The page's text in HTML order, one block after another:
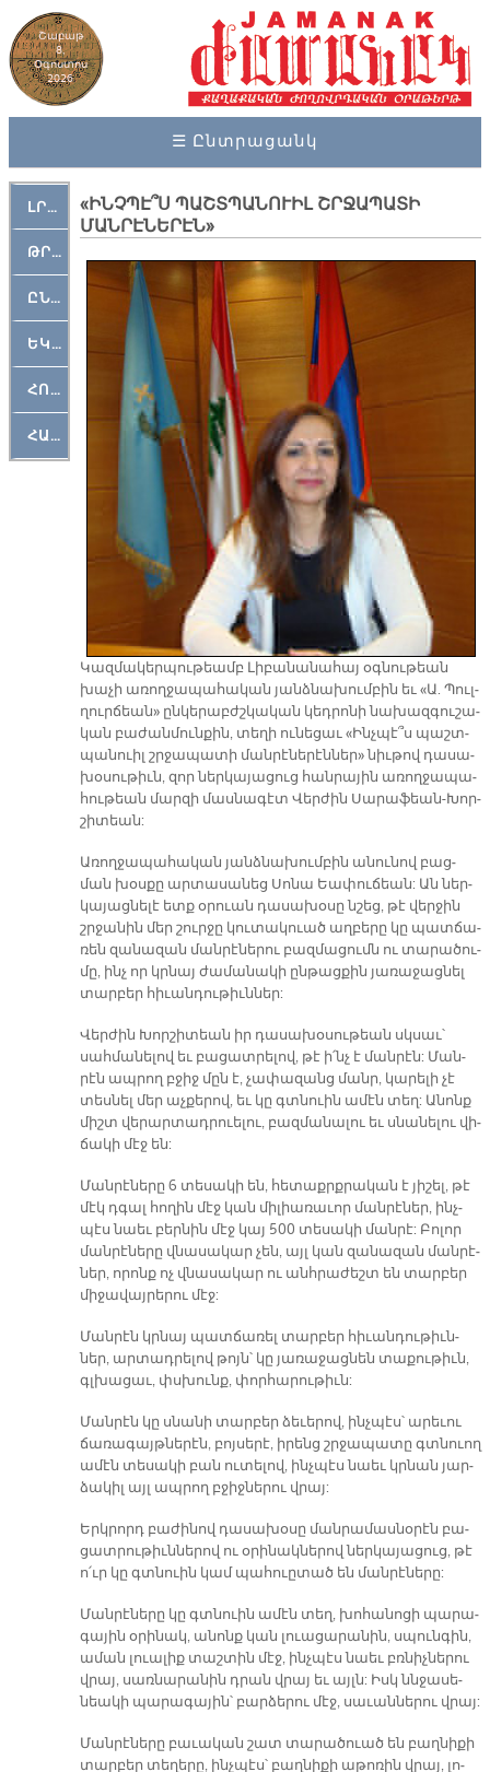
Շաբաթ
8,
Օգոստոս
2026
☰ Ընտրացանկ
ԼՐԱՀՈՍ
ԹՐՔԱՀԱՅ ԿԵԱՆՔ
ԸՆԿԵՐԱՄՇԱԿՈՒԹԱՅԻՆ
ԵԿԵՂԵՑԱԿԱՆ
ՀՈԳԵՄՏԱՒՈՐ
ՀԱՐԹԱԿ
«ԻՆՉՊԷ՞Ս ՊԱՇՏՊԱՆՈՒԻԼ ՇՐՋԱՊԱՏԻ
ՄԱՆՐԷՆԵՐԷՆ»
Կազ­մա­կեր­պու­թեամբ Լի­բա­նա­նա­հայ օգ­նու­թեան
խա­չի ա­ռող­ջա­պա­հա­կան յանձ­նա­խում­բին եւ «Ա. Պուլ­
ղուր­ճեան» ըն­կե­րաբժշ­կա­կան կեդ­րո­նի նա­խազ­գու­շա­
կան բա­ժան­մուն­քին, տե­ղի ու­նե­ցաւ «Ինչ­պէ՞ս պաշտ­
պա­նուիլ շրջա­պա­տի ման­րէ­նե­րէն­ներ» նիւ­թով դա­սա­
խօ­սու­թիւն, զոր ներ­կա­յա­ցուց հան­րա­յին ա­ռող­ջա­պա­
հու­թեան մար­զի մաս­նա­գէտ Վեր­ժին Սա­րա­ֆեան-Խոր­
շի­տեան:
Ա­ռող­ջա­պա­հա­կան յանձ­նա­խում­բին ա­նու­նով բաց­
ման խօս­քը ար­տա­սա­նեց Սո­նա Եա­փու­ճեան: Ան ներ­
կա­յաց­նե­լէ ետք օ­րուան դա­սա­խօ­սը նշեց, թէ վեր­ջին
շրջա­նին մեր շուր­ջը կու­տա­կուած աղ­բե­րը կը պատ­ճա­
ռեն զա­նա­զան ման­րէ­նե­րու բազ­մա­ցումն ու տա­րա­ծու­
մը, ինչ որ կրնայ ժա­մա­նա­կի ըն­թաց­քին յա­ռա­ջաց­նել
տար­բեր հի­ւան­դու­թիւն­ներ:
Վեր­ժին Խոր­շի­տեան իր դա­սա­խօ­սու­թեան սկսաւ՝
սահ­մա­նե­լով եւ բա­ցատ­րե­լով, թէ ի՛նչ է ման­րէն: Ման­
րէն ապ­րող բջիջ մըն է, չա­փա­զանց մանր, կա­րե­լի չէ
տես­նել մեր աչ­քե­րով, եւ կը գտնուին ա­մէն տեղ: Ա­նոնք
միշտ վե­րար­տադ­րուե­լու, բազ­մա­նա­լու եւ սնա­նե­լու վի­
ճա­կի մէջ են:
Ման­րէ­նե­րը 6 տե­սա­կի են, հե­տաքրք­րա­կան է յի­շել, թէ
մէկ դգալ հո­ղին մէջ կան մի­լիա­ռա­ւոր ման­րէ­ներ, ինչ­
պէս նաեւ բեր­նին մէջ կայ 500 տե­սա­կի ման­րէ: Բո­լոր
ման­րէ­նե­րը վնա­սա­կար չեն, այլ կան զա­նա­զան ման­րէ­
ներ, ո­րոնք ոչ վնա­սա­կար ու անհ­րա­ժեշտ են տար­բեր
մի­ջա­վայ­րե­րու մէջ:
Ման­րէն կրնայ պատ­ճա­ռել տար­բեր հի­ւան­դու­թիւն­
ներ, ար­տադ­րե­լով թոյն՝ կը յա­ռա­ջաց­նեն տա­քու­թիւն,
գլխա­ցաւ, փսխունք, փոր­հա­րու­թիւն:
Ման­րէն կը սնա­նի տար­բեր ձե­ւե­րով, ինչ­պէս՝ ա­րե­ւու
ճա­ռա­գայթ­նե­րէն, բոյ­սե­րէ, ի­րենց շրջա­պա­տը գտնուող
ա­մէն տե­սա­կի բան ու­տե­լով, ինչ­պէս նաեւ կրնան յար­
ձա­կիլ այլ ապ­րող բջիջ­նե­րու վրայ:
Երկ­րորդ բա­ժի­նով դա­սա­խօ­սը ման­րա­մաս­նօ­րէն բա­
ցատ­րու­թիւն­նե­րով ու օ­րի­նակ­նե­րով ներ­կա­յա­ցուց, թէ
ո՛ւր կը գտնուին կամ պա­հուը­տած են ման­րէ­նե­րը:
Ման­րէ­նե­րը կը գտնուին ա­մէն տեղ, խո­հա­նո­ցի պա­րա­
գա­յին օ­րի­նակ, ա­նոնք կան լուա­ցա­րա­նին, սպուն­գին,
ա­ման լուա­լիք տաշ­տին մէջ, ինչ­պէս նաեւ բռնիչ­նե­րու
վրայ, սառ­նա­րա­նին դրան վրայ եւ այլն: Իսկ ննջա­սե­
նեա­կի պա­րա­գա­յին՝ բար­ձե­րու մէջ, սա­ւան­նե­րու վրայ:
Ման­րէ­նե­րը բա­ւա­կան շատ տա­րա­ծուած են բաղ­նի­քի
տար­բեր տե­ղե­րը, ինչ­պէս՝ բաղ­նի­քի ա­թո­ռին վրայ, լո­